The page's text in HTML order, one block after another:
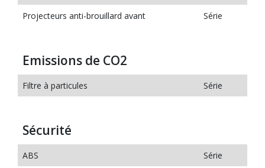
Projecteurs anti-brouillard avant
Série
Emissions de CO2
Filtre à particules Série
Sécurité
ABS
Série